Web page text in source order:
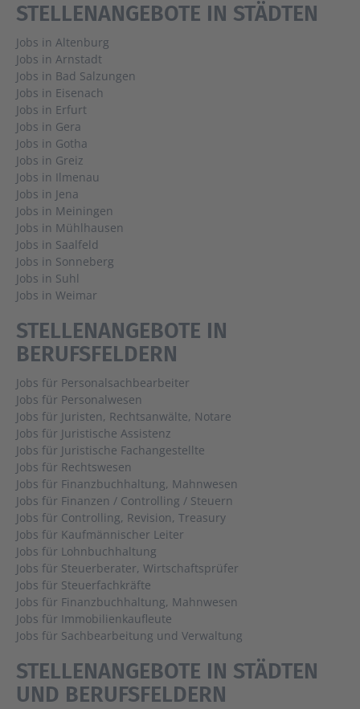
STELLENANGEBOTE IN STÄDTEN
Jobs in Altenburg
Jobs in Arnstadt
Jobs in Bad Salzungen
Jobs in Eisenach
Jobs in Erfurt
Jobs in Gera
Jobs in Gotha
Jobs in Greiz
Jobs in Ilmenau
Jobs in Jena
Jobs in Meiningen
Jobs in Mühlhausen
Jobs in Saalfeld
Jobs in Sonneberg
Jobs in Suhl
Jobs in Weimar
STELLENANGEBOTE IN
BERUFSFELDERN
Jobs für Personalsachbearbeiter
Jobs für Personalwesen
Jobs für Juristen, Rechtsanwälte, Notare
Jobs für Juristische Assistenz
Jobs für Juristische Fachangestellte
Jobs für Rechtswesen
Jobs für Finanzbuchhaltung, Mahnwesen
Jobs für Finanzen / Controlling / Steuern
Jobs für Controlling, Revision, Treasury
Jobs für Kaufmännischer Leiter
Jobs für Lohnbuchhaltung
Jobs für Steuerberater, Wirtschaftsprüfer
Jobs für Steuerfachkräfte
Jobs für Finanzbuchhaltung, Mahnwesen
Jobs für Immobilienkaufleute
Jobs für Sachbearbeitung und Verwaltung
STELLENANGEBOTE IN STÄDTEN
UND BERUFSFELDERN